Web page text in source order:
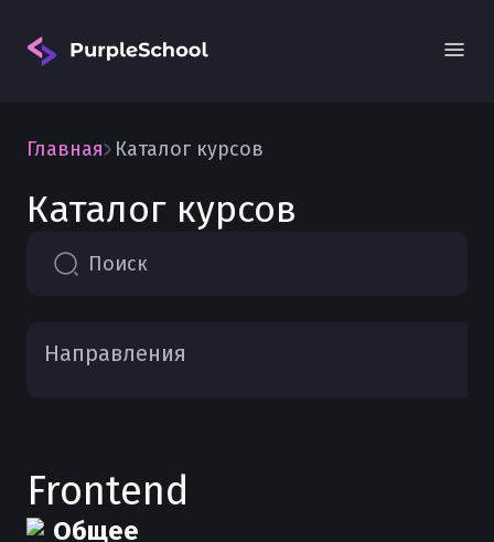
Главная Каталог курсов
Каталог курсов
Поиск
Направления
Frontend
Общее